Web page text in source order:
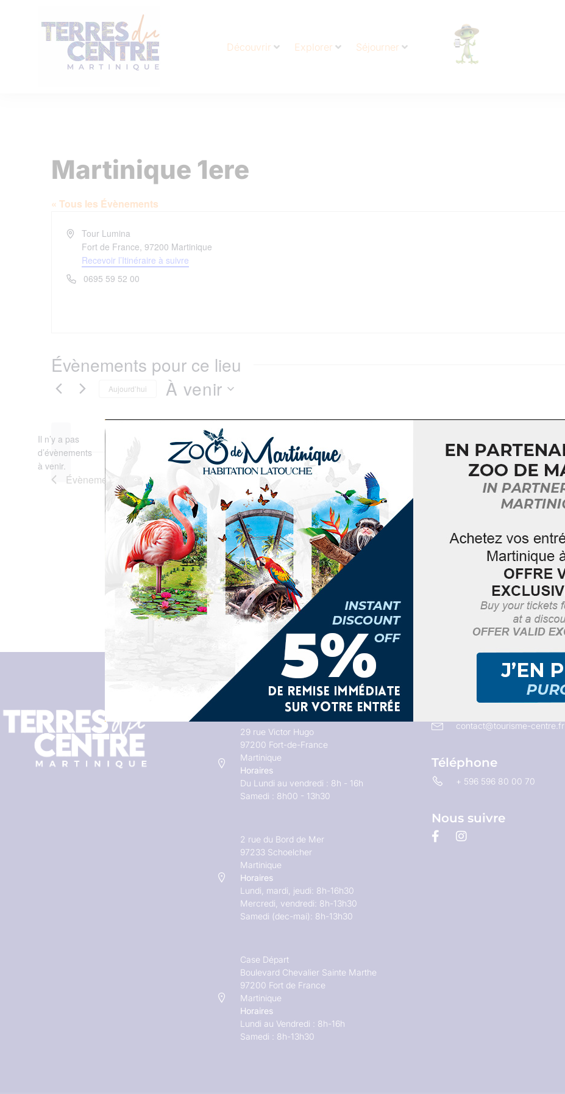
Découvrir Explorer Séjourner
Martinique 1ere
« Tous les Évènements
AdresseTour Lumina
Fort de France, 97200 Martinique
Recevoir l’Itinéraire à suivre
Téléphone
0695 59 52 00
Évènements pour ce lieu
Notice
Il n’y a pas
d’évènements
à venir.
Aujourd’hui À venir
une
Évènements précédents
29 rue Victor Hugo
97200 Fort-de-France
Martinique
Horaires
Du Lundi au vendredi : 8h - 16h
Samedi : 8h00 - 13h30
2 rue du Bord de Mer
97233 Schoelcher
Martinique
Horaires
Lundi, mardi, jeudi: 8h-16h30
Mercredi, vendredi: 8h-13h30
Samedi (dec-mai): 8h-13h30
Case Départ
Boulevard Chevalier Sainte Marthe
97200 Fort de France
Martinique
Horaires
Lundi au Vendredi : 8h-16h
Samedi : 8h-13h30
contact@tourisme-centre.fr
Téléphone
+ 596 596 80 00 70
Nous suivre